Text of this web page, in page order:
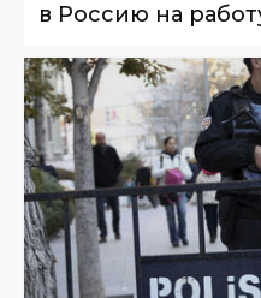
в Россию на